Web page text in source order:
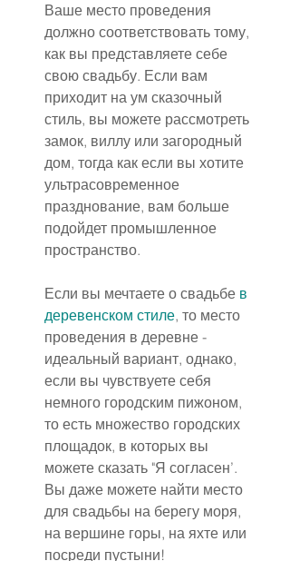
Ваше место проведения
должно соответствовать тому,
как вы представляете себе
свою свадьбу. Если вам
приходит на ум сказочный
стиль, вы можете рассмотреть
замок, виллу или загородный
дом, тогда как если вы хотите
ультрасовременное
празднование, вам больше
подойдет промышленное
пространство.
Если вы мечтаете о свадьбе в
деревенском стиле, то место
проведения в деревне -
идеальный вариант, однако,
если вы чувствуете себя
немного городским пижоном,
то есть множество городских
площадок, в которых вы
можете сказать "Я согласен’.
Вы даже можете найти место
для свадьбы на берегу моря,
на вершине горы, на яхте или
посреди пустыни!